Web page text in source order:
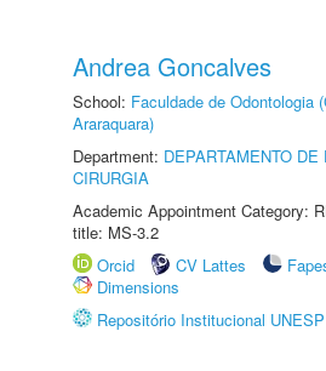
Andrea Goncalves
School: Faculdade de Odontologia
Araraquara)
Department: DEPARTAMENTO
CIRURGIA
Academic Appointment Category:
title: MS-3.2
Orcid
CV Lattes
Dimensions
Repositório Institucional UNESP